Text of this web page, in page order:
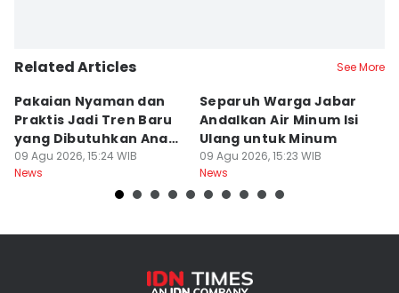
Related Articles See More
Pakaian Nyaman dan
Praktis Jadi Tren Baru
yang Dibutuhkan Anak
Muda
09 Agu 2026, 15:24 WIB
News
Separuh Warga Jabar
Andalkan Air Minum Isi
Ulang untuk Minum
09 Agu 2026, 15:23 WIB
News